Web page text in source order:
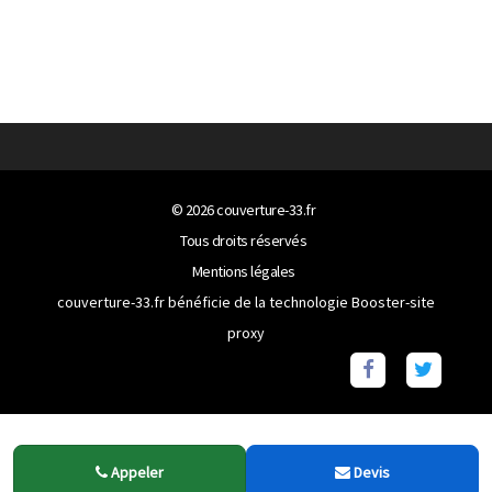
Appeler Devis
© 2026couverture-33.fr
Tous droits réservés
Mentions légales
couverture-33.fr bénéficie de la technologie Booster-site
proxy